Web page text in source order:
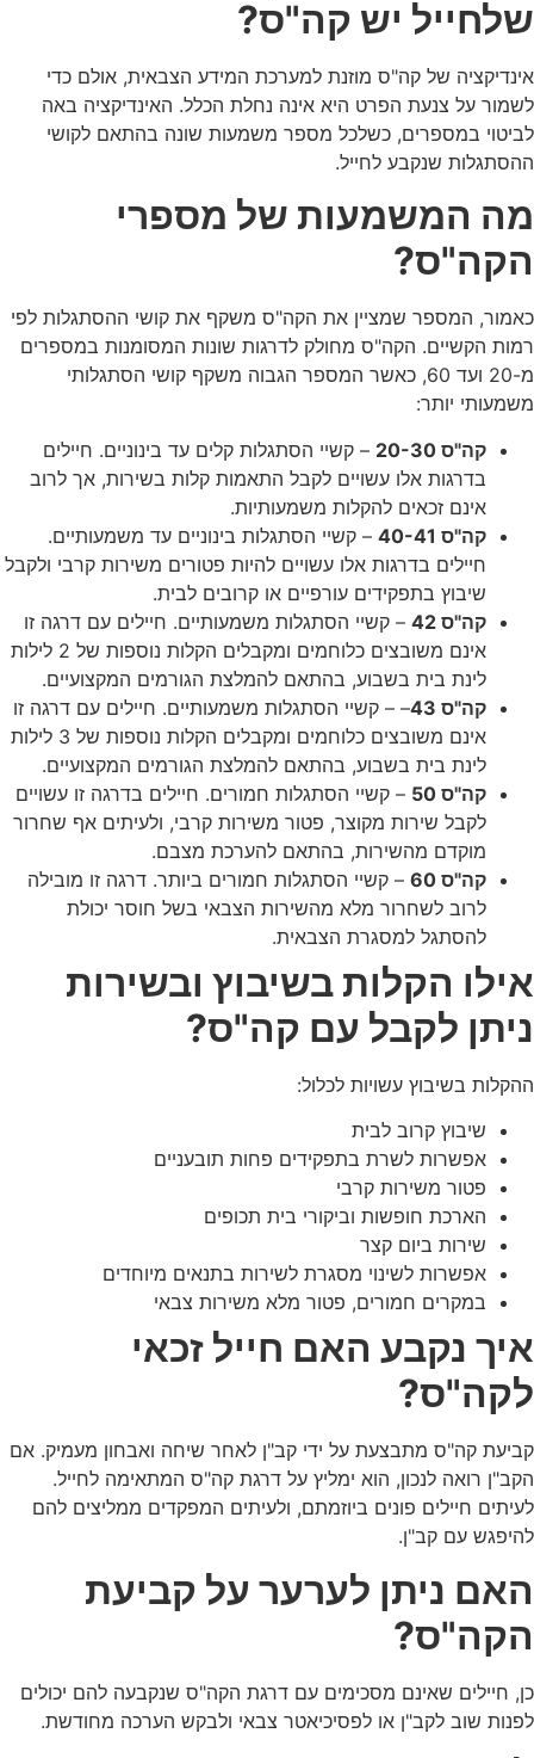
שלחייל יש קה"ס?
אינדיקציה של קה"ס מוזנת למערכת המידע הצבאית, אולם כדי
לשמור על צנעת הפרט היא אינה נחלת הכלל. האינדיקציה באה
לביטוי במספרים, כשלכל מספר משמעות שונה בהתאם לקושי
ההסתגלות שנקבע לחייל.
מה המשמעות של מספרי
הקה"ס?
כאמור, המספר שמציין את הקה"ס משקף את קושי ההסתגלות לפי
רמות הקשיים. הקה"ס מחולק לדרגות שונות המסומנות במספרים
מ-20 ועד 60, כאשר המספר הגבוה משקף קושי הסתגלותי
משמעותי יותר:
קה"ס 20-30
– קשיי הסתגלות קלים עד בינוניים. חיילים
בדרגות אלו עשויים לקבל התאמות קלות בשירות, אך לרוב
אינם זכאים להקלות משמעותיות.
קה"ס 40-41
– קשיי הסתגלות בינוניים עד משמעותיים.
חיילים בדרגות אלו עשויים להיות פטורים משירות קרבי ולקבל
שיבוץ בתפקידים עורפיים או קרובים לבית.
קה"ס 42
– קשיי הסתגלות משמעותיים. חיילים עם דרגה זו
אינם משובצים כלוחמים ומקבלים הקלות נוספות של 2 לילות
לינת בית בשבוע, בהתאם להמלצת הגורמים המקצועיים.
קה"ס 43
– – קשיי הסתגלות משמעותיים. חיילים עם דרגה זו
אינם משובצים כלוחמים ומקבלים הקלות נוספות של 3 לילות
לינת בית בשבוע, בהתאם להמלצת הגורמים המקצועיים.
קה"ס 50
– קשיי הסתגלות חמורים. חיילים בדרגה זו עשויים
לקבל שירות מקוצר, פטור משירות קרבי, ולעיתים אף שחרור
מוקדם מהשירות, בהתאם להערכת מצבם.
קה"ס 60
– קשיי הסתגלות חמורים ביותר. דרגה זו מובילה
לרוב לשחרור מלא מהשירות הצבאי בשל חוסר יכולת
להסתגל למסגרת הצבאית.
אילו הקלות בשיבוץ ובשירות
ניתן לקבל עם קה"ס?
ההקלות בשיבוץ עשויות לכלול:
שיבוץ קרוב לבית
אפשרות לשרת בתפקידים פחות תובעניים
פטור משירות קרבי
הארכת חופשות וביקורי בית תכופים
שירות ביום קצר
אפשרות לשינוי מסגרת לשירות בתנאים מיוחדים
במקרים חמורים, פטור מלא משירות צבאי
איך נקבע האם חייל זכאי
לקה"ס?
קביעת קה"ס מתבצעת על ידי קב"ן לאחר שיחה ואבחון מעמיק. אם
הקב"ן רואה לנכון, הוא ימליץ על דרגת קה"ס המתאימה לחייל.
לעיתים חיילים פונים ביוזמתם, ולעיתים המפקדים ממליצים להם
להיפגש עם קב"ן.
האם ניתן לערער על קביעת
הקה"ס?
כן, חיילים שאינם מסכימים עם דרגת הקה"ס שנקבעה להם יכולים
לפנות שוב לקב"ן או לפסיכיאטר צבאי ולבקש הערכה מחודשת.